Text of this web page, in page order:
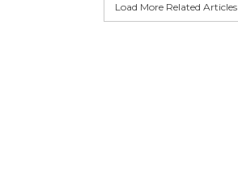
Load More Related Articles